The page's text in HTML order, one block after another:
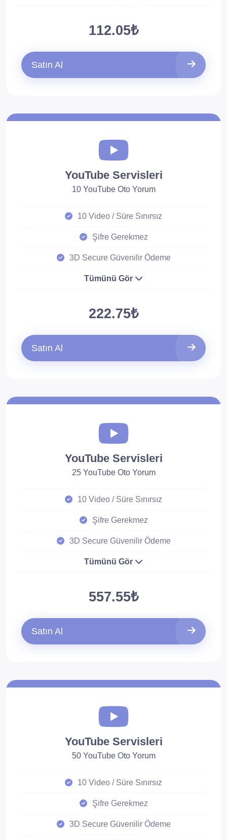
112.05₺
Satın Al
YouTube Servisleri
10 YouTube Oto Yorum
10 Video / Süre Sınırsız
Şifre Gerekmez
3D Secure Güvenilir Ödeme
Tümünü Gör
222.75₺
Satın Al
YouTube Servisleri
25 YouTube Oto Yorum
10 Video / Süre Sınırsız
Şifre Gerekmez
3D Secure Güvenilir Ödeme
Tümünü Gör
557.55₺
Satın Al
YouTube Servisleri
50 YouTube Oto Yorum
10 Video / Süre Sınırsız
Şifre Gerekmez
3D Secure Güvenilir Ödeme